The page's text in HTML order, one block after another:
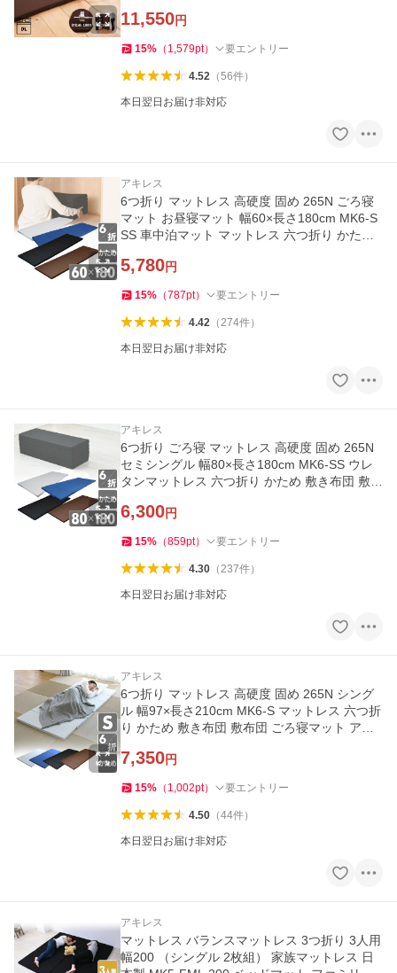
11,550円
15% （ 1,579pt） 要エントリー
4.52 （56件）
本日翌日お届け非対応
アキレス
6つ折り マットレス 高硬度 固め 265N ごろ寝
マット お昼寝マット 幅60×長さ180cm MK6-S
SS 車中泊マット マットレス 六つ折り かため
5,780円
15% （787pt） 要エントリー
4.42 （ 274件）
本日翌日お届け非対応
アキレス
6つ折り ごろ寝 マットレス 高硬度 固め 265N
セミシングル 幅80×長さ180cm MK6-SS ウレ
タンマットレス 六つ折り かため 敷き布団 敷布
6,300円
15% （859pt） 要エントリー
4.30（ 237件）
本日翌日お届け非対応
アキレス
6つ折り マットレス 高硬度 固め 265N シング
ル 幅97×長さ210cm MK6-S マットレス 六つ折
り かため 敷き布団 敷布団 ごろ寝マット アキ
7,350円
15% （ 1,002pt） 要エントリー
4.50（44件）
本日翌日お届け非対応
アキレス
マットレス バランスマットレス 3つ折り 3人用
幅200 （シングル 2枚組） 家族マットレス 日